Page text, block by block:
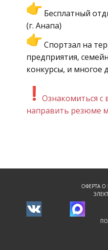
Бесплатный
(г. Анапа)
Спортзал на
предприятия,
конкурсы, и многое
Ознакомиться с
направить резюме
ОФЕРТА О